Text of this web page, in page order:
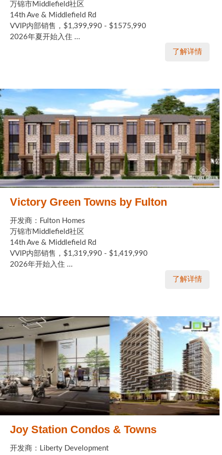
万锦市Middlefield社区
14th Ave & Middlefield Rd
VVIP内部销售，$1,399,990 - $1575,990
2026年夏开始入住 ...
了解详情
Victory Green Towns by Fulton
开发商：Fulton Homes
万锦市Middlefield社区
14th Ave & Middlefield Rd
VVIP内部销售，$1,319,990 - $1,419,990
2026年开始入住 ...
了解详情
Joy Station Condos & Towns
开发商：Liberty Development